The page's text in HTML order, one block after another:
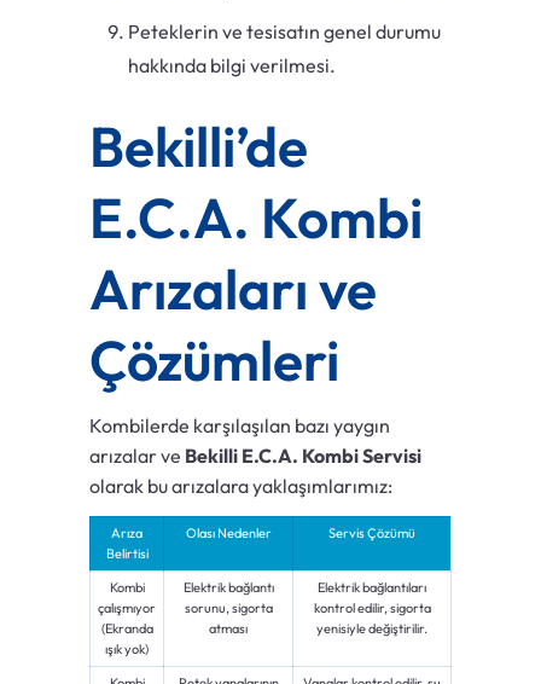
Peteklerin ve tesisatın genel durumu
hakkında bilgi verilmesi.
Bekilli’de
E.C.A. Kombi
Arızaları ve
Çözümleri
Kombilerde karşılaşılan bazı yaygın
arızalar ve Bekilli E.C.A. Kombi Servisi
olarak bu arızalara yaklaşımlarımız:
Arıza
Belirtisi
Olası Nedenler Servis Çözümü
Kombi
çalışmıyor
(Ekranda
ışık yok)
Elektrik bağlantı
sorunu, sigorta
atması
Elektrik bağlantıları
kontrol edilir, sigorta
yenisiyle değiştirilir.